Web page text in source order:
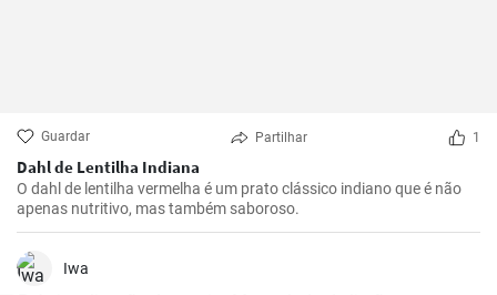
Guardar Partilhar 1
Dahl de Lentilha Indiana
O dahl de lentilha vermelha é um prato clássico indiano que é não
apenas nutritivo, mas também saboroso.
Iwa